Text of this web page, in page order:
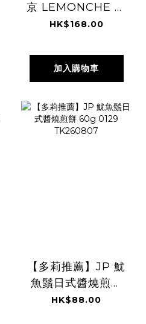
京 LEMONCHE 三
種風味馬卡龍泡芙
TK260807
HK$168.00
加入購物車
【多莉推薦】JP 魷
魚鬚日式醬燒煎餅
60g 0129
HK$88.00